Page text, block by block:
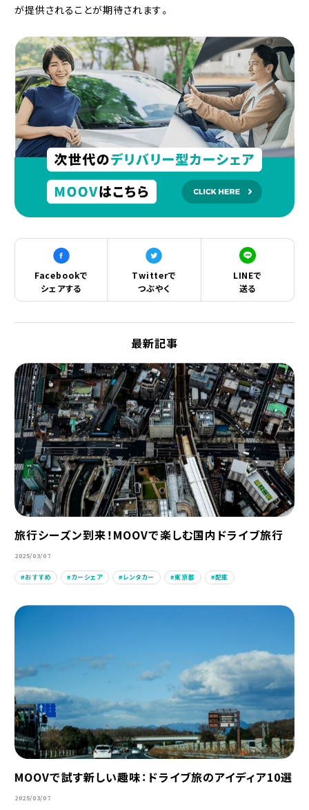
が提供されることが期待されます。
Facebookで
シェアする
Twitterで
つぶやく
LINEで
送る
最新記事
旅行シーズン到来！MOOVで楽しむ国内ドライブ旅行
2025/03/07
おすすめ カーシェア レンタカー 東京都 配車
MOOVで試す新しい趣味：ドライブ旅のアイディア10選
2025/03/07